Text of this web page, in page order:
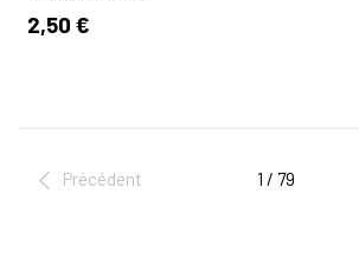
2,50 €
Précédent 1 / 79